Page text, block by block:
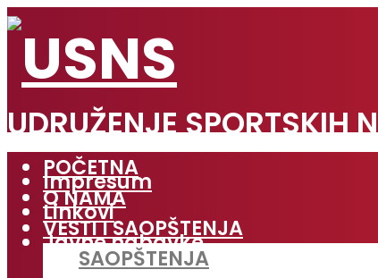
UDRUŽENJE SPORTSKIH
Impresum
Linkovi
Javne nabavke
POČETNA
O NAMA
VESTI I SAOPŠTENJA
SAOPŠTENJA